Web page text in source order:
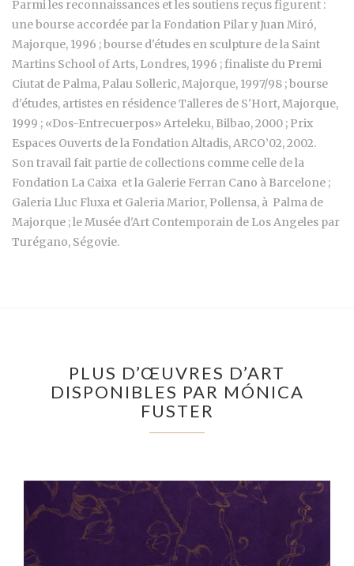
Parmi les reconnaissances et les soutiens reçus figurent :
une bourse accordée par la Fondation Pilar y Juan Miró,
Majorque, 1996 ; bourse d'études en sculpture de la Saint
Martins School of Arts, Londres, 1996 ; finaliste du Premi
Ciutat de Palma, Palau Solleric, Majorque, 1997/98 ; bourse
d'études, artistes en résidence Talleres de S'Hort, Majorque,
1999 ; «Dos-Entrecuerpos» Arteleku, Bilbao, 2000 ; Prix
Espaces Ouverts de la Fondation Altadis, ARCO’02, 2002.
Son travail fait partie de collections comme celle de la
Fondation La Caixa et la Galerie Ferran Cano à Barcelone ;
Galeria Lluc Fluxa et Galeria Marior, Pollensa, à Palma de
Majorque ; le Musée d'Art Contemporain de Los Angeles par
Turégano, Ségovie.
PLUS D’ŒUVRES D’ART
DISPONIBLES PAR MÓNICA
FUSTER